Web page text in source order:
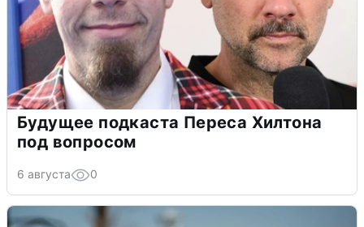
Будущее подкаста Переса Хилтона
под вопросом
6 августа 0